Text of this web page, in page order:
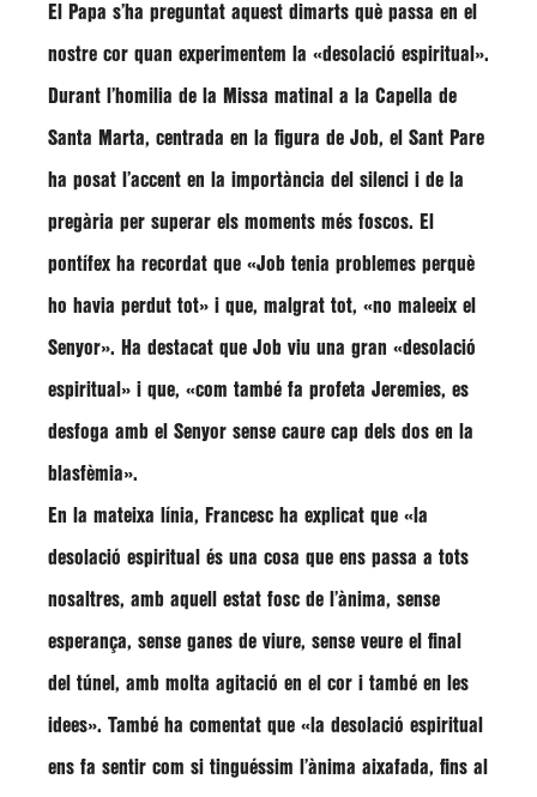
El Papa s’ha preguntat aquest dimarts què passa en el
nostre cor quan experimentem la «desolació espiritual».
Durant l’homilia de la Missa matinal a la Capella de
Santa Marta, centrada en la figura de Job, el Sant Pare
ha posat l’accent en la importància del silenci i de la
pregària per superar els moments més foscos. El
pontífex ha recordat que «Job tenia problemes perquè
ho havia perdut tot» i que, malgrat tot, «no maleeix el
Senyor». Ha destacat que Job viu una gran «desolació
espiritual» i que, «com també fa profeta Jeremies, es
desfoga amb el Senyor sense caure cap dels dos en la
blasfèmia».
En la mateixa línia, Francesc ha explicat que «la
desolació espiritual és una cosa que ens passa a tots
nosaltres, amb aquell estat fosc de l’ànima, sense
esperança, sense ganes de viure, sense veure el final
del túnel, amb molta agitació en el cor i també en les
idees». També ha comentat que «la desolació espiritual
ens fa sentir com si tinguéssim l’ànima aixafada, fins al